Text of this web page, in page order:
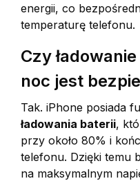
energii, co
temperaturę telefonu.
Czy
noc jest
Tak. iPhone posiada
ładowania baterii,
przy około 80% i
telefonu. Dzięki temu
na maksymalnym